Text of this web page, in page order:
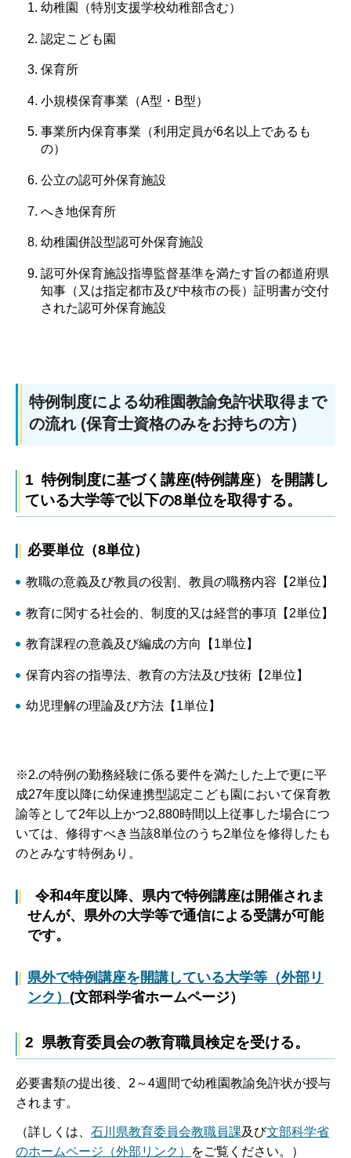
幼稚園（特別支援学校幼稚部含む）
認定こども園
保育所
小規模保育事業（A型・B型）
事業所内保育事業（利用定員が6名以上であるも
の）
公立の認可外保育施設
へき地保育所
幼稚園併設型認可外保育施設
認可外保育施設指導監督基準を満たす旨の都道府県
知事（又は指定都市及び中核市の長）証明書が交付
された認可外保育施設
特例制度による幼稚園教諭免許状取得まで
の流れ (保育士資格のみをお持ちの方）
1 特例制度に基づく講座(特例講座）を開講し
ている大学等で以下の8単位を取得する。
必要単位（8単位）
教職の意義及び教員の役割、教員の職務内容【2単位】
教育に関する社会的、制度的又は経営的事項【2単位】
教育課程の意義及び編成の方向【1単位】
保育内容の指導法、教育の方法及び技術【2単位】
幼児理解の理論及び方法【1単位】
※2.の特例の勤務経験に係る要件を満たした上で更に平
成27年度以降に幼保連携型認定こども園において保育教
諭等として2年以上かつ2,880時間以上従事した場合につ
いては、修得すべき当該8単位のうち2単位を修得したも
のとみなす特例あり。
令和4年度以降、県内で特例講座は開催されま
せんが、県外の大学等で通信による受講が可能
です。
県外で特例講座を開講している大学等（外部リ
ンク） (文部科学省ホームページ）
2 県教育委員会の教育職員検定を受ける。
必要書類の提出後、2～4週間で幼稚園教諭免許状が授与
されます。
（詳しくは、 石川県教育委員会教職員課及び文部科学省
のホームページ（外部リンク）
をご覧ください。）